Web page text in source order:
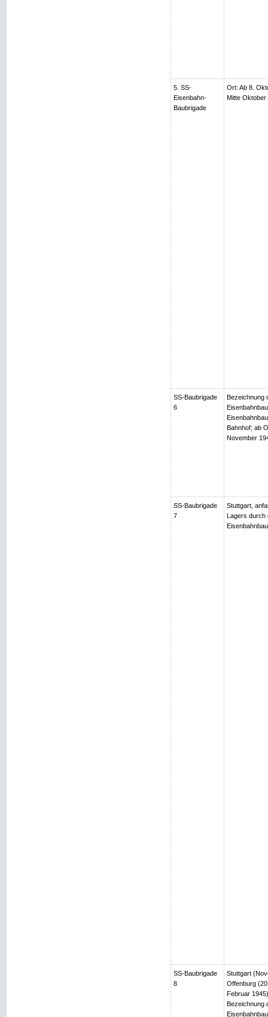
5. SS-
Eisenbahn-
Baubrigade
Ort: Ab 8.
Mitte
SS-Baubrigade
6
Bezeichnung
Bahnhof; ab
November
SS-Baubrigade
7
Stuttgart,
Lagers durch
SS-Baubrigade
8
Stuttgart
Offenburg
Februar
Bezeichnung